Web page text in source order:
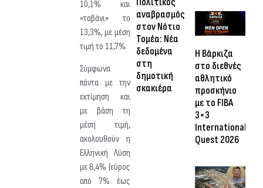
10,1% και
«ταβάνι» το
13,3%, με μέση
τιμή το 11,7%.
Σύμφωνα
πάντα με την
εκτίμηση και
με βάση τη
μέση τιμή,
ακολουθούν η
Ελληνική Λύση
με 8,4% (εύρος
από 7% έως
αναβρασμός
στον Νότιο
Τομέα: Νέα
δεδομένα
στη
δημοτική
σκακιέρα
Η Βάρκιζα
στο διεθνές
αθλητικό
προσκήνιο
με το FIBA
3×3
International
Quest 2026